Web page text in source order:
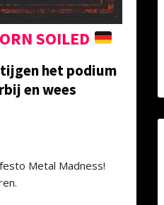
SOILED
het podium
en wees
Metal Madness!